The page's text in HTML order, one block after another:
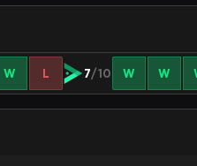
W L 7/10 W W